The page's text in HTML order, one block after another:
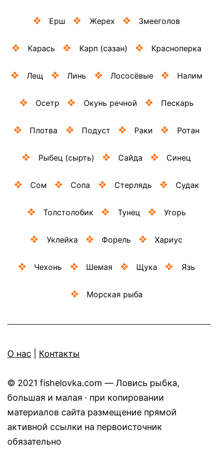
Ерш Жерех Змееголов
Карась Карп (сазан) Красноперка
Лещ Линь Лососёвые Налим
Осетр Окунь речной Пескарь
Плотва Подуст Раки Ротан
Рыбец (сырть) Сайда Синец
Сом Сопа Стерлядь Судак
Толстолобик Тунец Угорь
Уклейка Форель Хариус
Чехонь Шемая Щука Язь
Морская рыба
O нас Контакты
© 2021 fishelovka.com — Ловись рыбка,
большая и малая · при копировании
материалов сайта размещение прямой
активной ссылки на первоисточник
обязательно